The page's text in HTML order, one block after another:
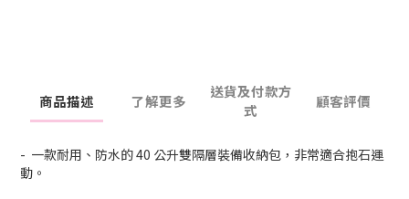
商品描述 了解更多
送貨及付款方
式
顧客評價
- 一款耐用、防水的 40 公升雙隔層裝備收納包，非常適合抱石運
動。